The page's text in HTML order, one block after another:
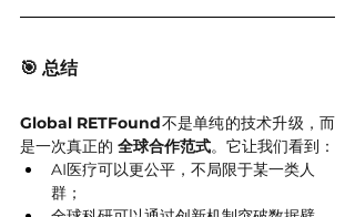
🎯 总结
Global RETFound不是单纯的技术升级，而
是一次真正的 全球合作范式。它让我们看到：
AI医疗可以更公平，不局限于某一类人
群；